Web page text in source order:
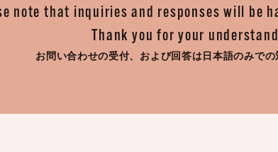
note that inquiries and responses will be
Thank you for your
お問い合わせの受付、 および回答は日本語のみでの